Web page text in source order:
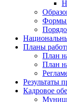
Формы
Планы
План
План
Результаты
Кадровое